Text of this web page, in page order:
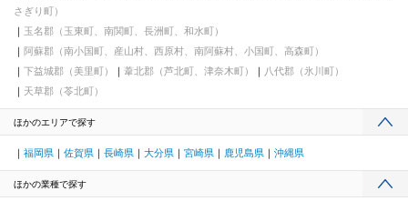
さぎり町）
玉名郡（玉東町、南関町、長洲町、和水町）
阿蘇郡（南小国町、産山村、西原村、南阿蘇村、小国町、高森町）
下益城郡（美里町）
葦北郡（芦北町、津奈木町）
八代郡（氷川町）
天草郡（苓北町）
ほかのエリアで探す
福岡県 佐賀県 長崎県 大分県 宮崎県 鹿児島県 沖縄県
ほかの業種で探す